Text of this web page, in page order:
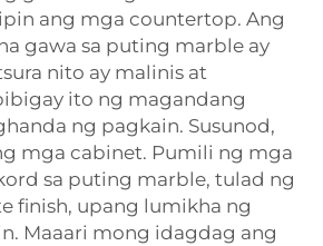
ang mga countertop. Ang
gawa sa puting marble ay
nito ay malinis at
ito ng magandang
ng pagkain. Susunod,
mga cabinet. Pumili ng mga
sa puting marble, tulad ng
finish, upang lumikha ng
Maaari mong idagdag ang